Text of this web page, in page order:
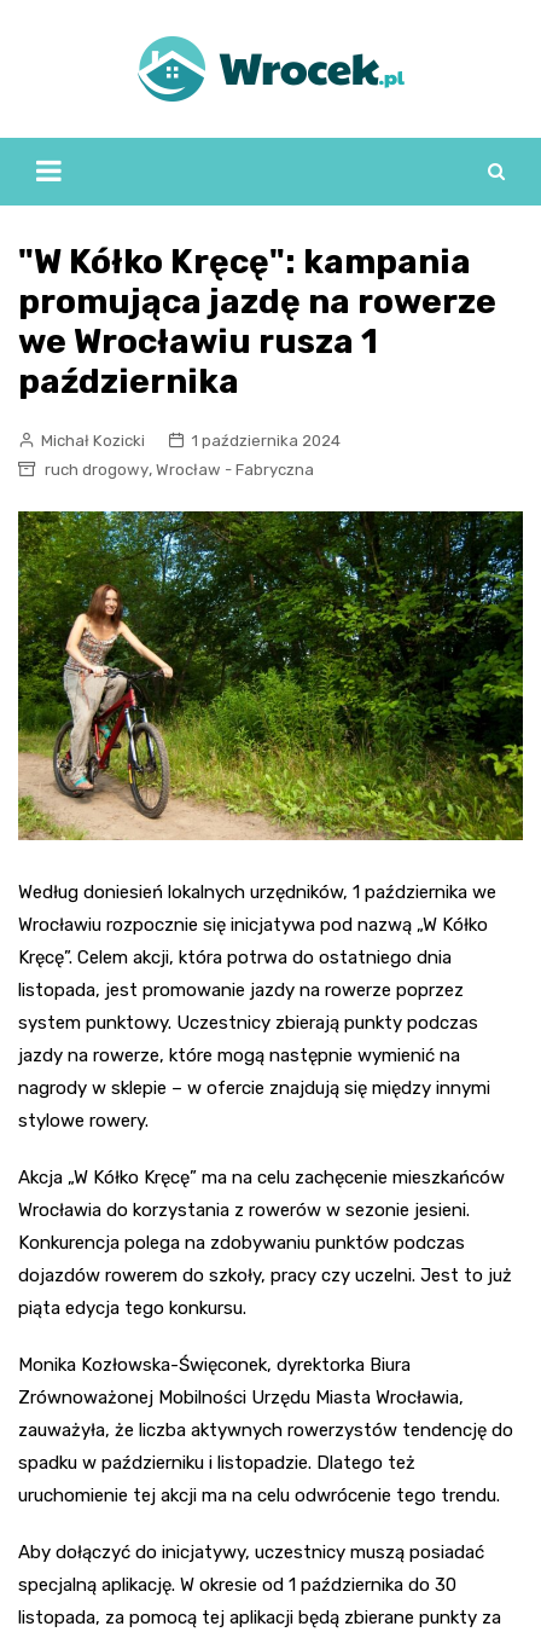
"W Kółko Kręcę": kampania
promująca jazdę na rowerze
we Wrocławiu rusza 1
października
Michał Kozicki
1 października 2024
ruch drogowy, Wrocław - Fabryczna
Według doniesień lokalnych urzędników, 1 października we
Wrocławiu rozpocznie się inicjatywa pod nazwą „W Kółko
Kręcę”. Celem akcji, która potrwa do ostatniego dnia
listopada, jest promowanie jazdy na rowerze poprzez
system punktowy. Uczestnicy zbierają punkty podczas
jazdy na rowerze, które mogą następnie wymienić na
nagrody w sklepie – w ofercie znajdują się między innymi
stylowe rowery.
Akcja „W Kółko Kręcę” ma na celu zachęcenie mieszkańców
Wrocławia do korzystania z rowerów w sezonie jesieni.
Konkurencja polega na zdobywaniu punktów podczas
dojazdów rowerem do szkoły, pracy czy uczelni. Jest to już
piąta edycja tego konkursu.
Monika Kozłowska-Święconek, dyrektorka Biura
Zrównoważonej Mobilności Urzędu Miasta Wrocławia,
zauważyła, że liczba aktywnych rowerzystów tendencję do
spadku w październiku i listopadzie. Dlatego też
uruchomienie tej akcji ma na celu odwrócenie tego trendu.
Aby dołączyć do inicjatywy, uczestnicy muszą posiadać
specjalną aplikację. W okresie od 1 października do 30
listopada, za pomocą tej aplikacji będą zbierane punkty za